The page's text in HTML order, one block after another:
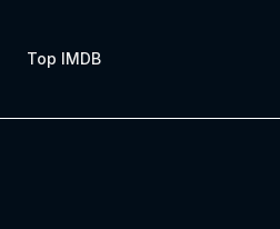
Top IMDB